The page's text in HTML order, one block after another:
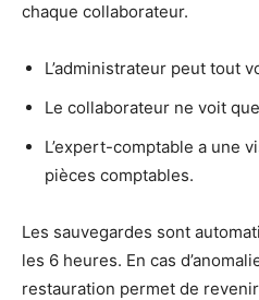
chaque collaborateur.
L’administrateur peut tout
Le collaborateur ne voit
L’expert-comptable a une
pièces comptables.
Les sauvegardes sont
les 6 heures. En cas
restauration permet de